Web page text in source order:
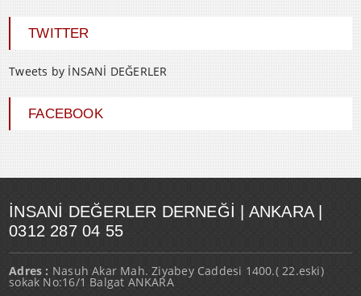
TWITTER
Tweets by İNSANİ DEĞERLER
FACEBOOK
İNSANI DEĞERLER DERNEĞI | ANKARA |
0312 287 04 55
Adres : Nasuh Akar Mah. Ziyabey Caddesi 1400.( 22.eski)
sokak No:16/1 Balgat ANKARA